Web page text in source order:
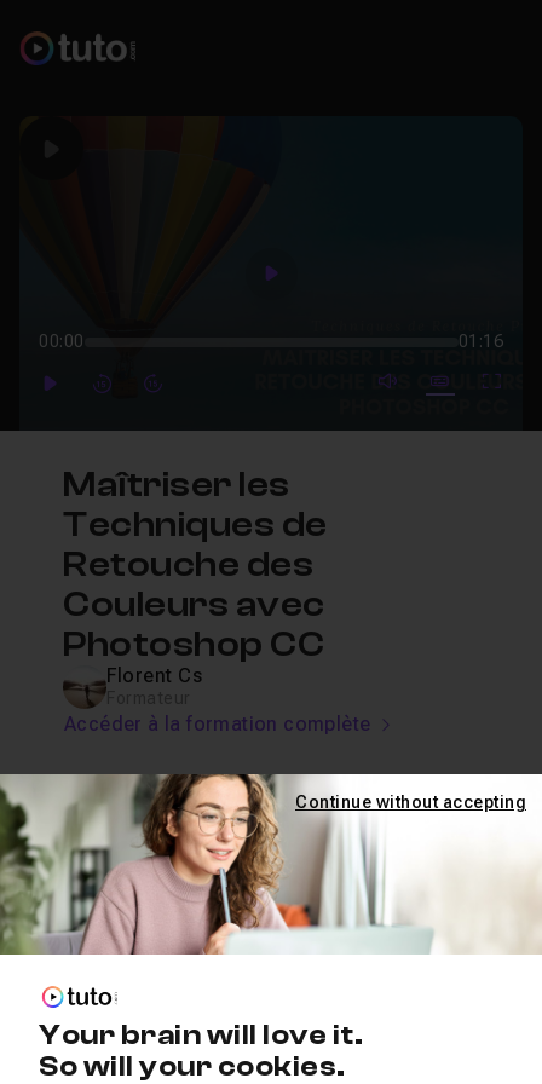
Play
00:00 01:16
PlayForwardForward mute video
Subtitles
Maîtriser les
Techniques de
Retouche des
Couleurs avec
Photoshop CC
Florent Cs
Accéder à la formation complète